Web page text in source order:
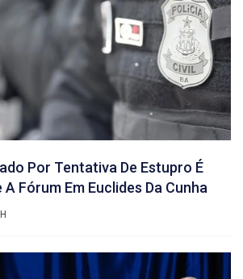
Por Tentativa De Estupro É
Fórum Em Euclides Da Cunha